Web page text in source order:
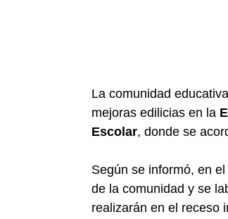
La comunidad
mejoras edilicias en la
Escolar, donde se
Según se informó, en
de la comunidad y se
realizarán en el receso